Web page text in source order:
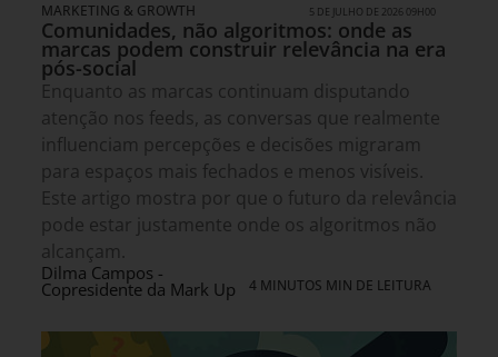
MARKETING & GROWTH 5 DE JULHO DE 2026 09H00
Comunidades, não algoritmos: onde as
marcas podem construir relevância na era
pós-social
Enquanto as marcas continuam disputando
atenção nos feeds, as conversas que realmente
influenciam percepções e decisões migraram
para espaços mais fechados e menos visíveis.
Este artigo mostra por que o futuro da relevância
pode estar justamente onde os algoritmos não
alcançam.
Dilma Campos -
Copresidente da Mark Up 4 MINUTOS MIN DE LEITURA